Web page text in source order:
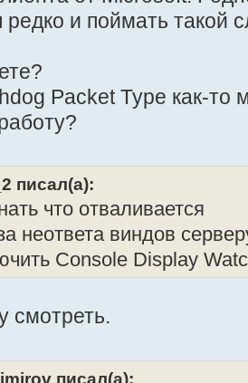
редко и поймать такой
Packet Type как-то
писал(а):
что отваливается
неответа виндов
Console Display
смотреть.
писал(а):